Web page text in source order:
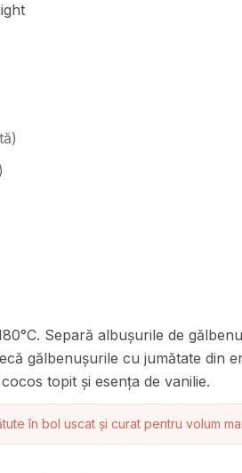
)
)
Separă albușurile de
gălbenușurile cu jumătate din
topit și esența de vanilie.
în bol uscat și curat pentru volum